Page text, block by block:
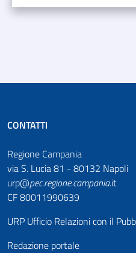
CONTATTI
Regione Campania
via S. Lucia 81 - 80132 Napoli
urp@pec.regione.campania.it
CF 80011990639
URP Ufficio Relazioni con il
Redazione portale